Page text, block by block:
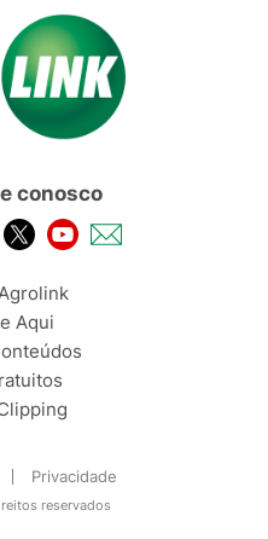
conosco
Aqui
Privacidade
reservados